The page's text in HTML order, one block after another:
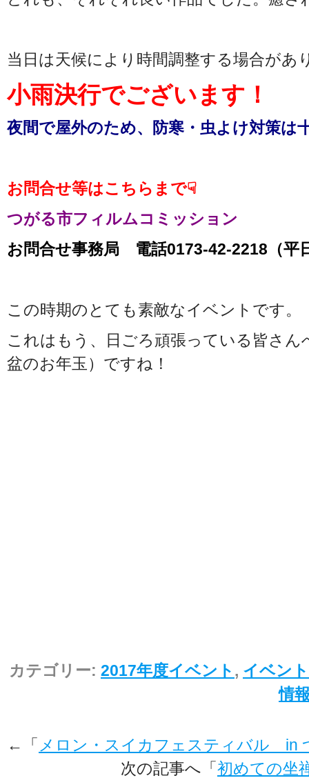
当日は天候により時間調整する場合があ
小雨決行でございます！
夜間で屋外のため、防寒・虫よけ対策は
お問合せ等はこちらまで☟
つがる市フィルムコミッション
お問合せ事務局 電話0173-42-2218（平
この時期のとても素敵なイベントです。
これはもう、日ごろ頑張っている皆さ
盆のお年玉）ですね！
カテゴリー: 2017年度イベント , イベント
情
←「 メロン・スイカフェスティバル in
次の記事へ「初めての坐